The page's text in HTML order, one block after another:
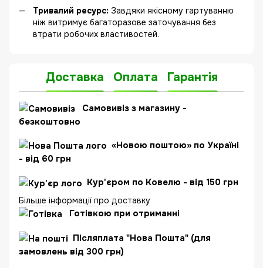
Тривалий ресурс: Завдяки якісному гартуванню
ніж витримує багаторазове заточування без
втрати робочих властивостей.
Доставка Оплата Гарантія
Самовивіз з магазину -
безкоштовно
«Новою поштою» по Україні
- від 60 грн
Кур'єром по Ковелю - від 150 грн
Більше інформації про доставку
Готівкою при отриманні
Післяплата "Нова Пошта" (для
замовлень від 300 грн)